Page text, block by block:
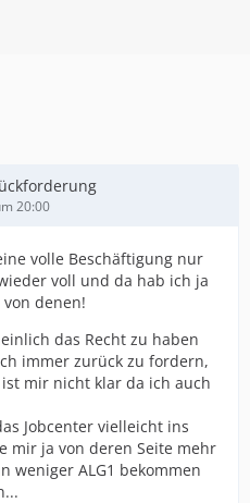
20:00
volle Beschäftigung nur
voll und da hab ich ja
denen!
das Recht zu haben
immer zurück zu fordern,
mir nicht klar da ich auch
Jobcenter vielleicht ins
mir ja von deren Seite mehr
weniger ALG1 bekommen